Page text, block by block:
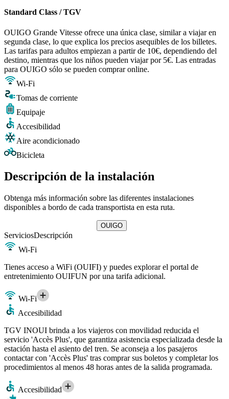
Standard Class / TGV
OUIGO Grande Vitesse ofrece una única clase, similar a viajar en
segunda clase, lo que explica los precios asequibles de los billetes.
Las tarifas para adultos empiezan a partir de 10€, dependiendo del
destino, mientras que los niños pueden viajar por 5€. Las entradas
para OUIGO sólo se pueden comprar online.
Wi-Fi
Tomas de corriente
Equipaje
Accesibilidad
Aire acondicionado
Bicicleta
Descripción de la instalación
Obtenga más información sobre las diferentes instalaciones
disponibles a bordo de cada transportista en esta ruta.
OUIGO
ServiciosDescripción
Wi-Fi
Tienes acceso a WiFi (OUIFI) y puedes explorar el portal de
entretenimiento OUIFUN por una tarifa adicional.
Wi-Fi
Accesibilidad
TGV INOUI brinda a los viajeros con movilidad reducida el
servicio 'Accès Plus', que garantiza asistencia especializada desde la
estación hasta el asiento del tren. Se aconseja a los pasajeros
contactar con 'Accès Plus' tras comprar sus boletos y completar los
procedimientos al menos 48 horas antes de la salida programada.
Accesibilidad